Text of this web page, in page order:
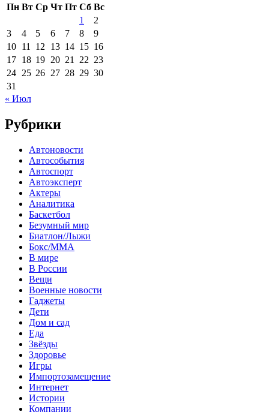
Пн Вт Ср Чт Пт Сб Вс
1
2
3
4 5 6 7 8
9
10 11 12 13 14 15 16
17 18 19 20 21 22 23
24 25 26 27 28 29 30
31
« Июл
Рубрики
Автоновости
Автособытия
Автоспорт
Автоэксперт
Актеры
Аналитика
Баскетбол
Безумный мир
Биатлон/Лыжи
Бокс/MMA
В мире
В России
Вещи
Военные новости
Гаджеты
Дети
Дом и сад
Еда
Звёзды
Здоровье
Игры
Импортозамещение
Интернет
Истории
Компании